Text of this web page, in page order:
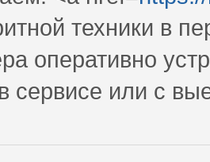
техники в
оперативно
сервисе или с